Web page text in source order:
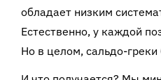
обладает низким
Естественно, у каждой
Но в целом, сальдо-